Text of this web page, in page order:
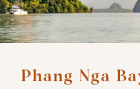
Phang Nga